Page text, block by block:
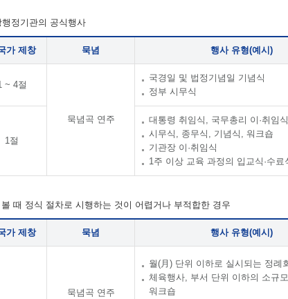
정기관의 공식행사
가 제창 묵념 행사 유형(예시)
~ 4절
묵념곡 연주
국경일 및 법정기념일 기념식
정부 시무식
1절
대통령 취임식, 국무총리 이·취임식
시무식, 종무식, 기념식, 워크숍
기관장 이·취임식
1주 이상 교육 과정의 입교식·수료
때 정식 절차로 시행하는 것이 어렵거나 부적합한 경우
가 제창 묵념 행사 유형(예시)
묵념곡 연주
월(月) 단위 이하로 실시되는 정례
체육행사, 부서 단위 이하의 소규모
워크숍